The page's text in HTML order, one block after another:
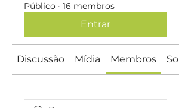
Público · 16 membros
Entrar
Discussão Mídia Membros Sobre